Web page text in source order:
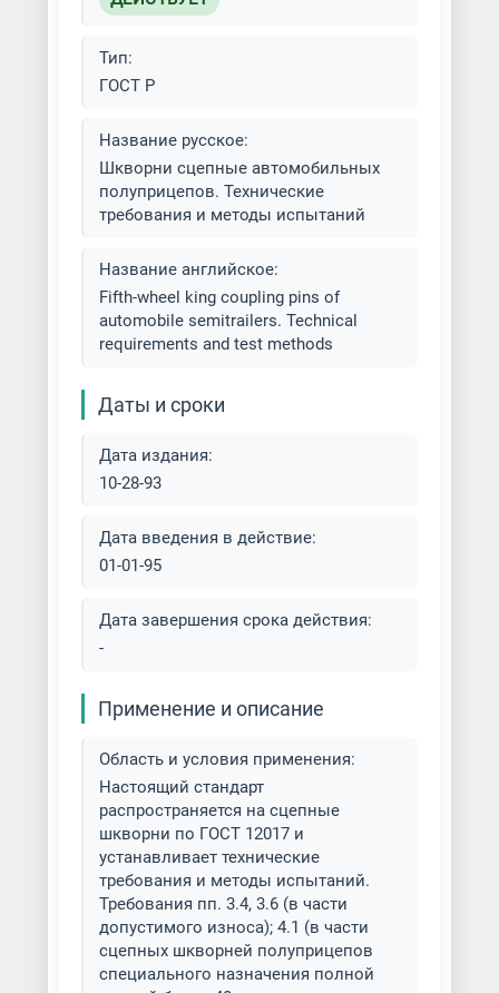
Тип:
ГОСТ Р
Название русское:
Шкворни сцепные автомобильных
полуприцепов. Технические
требования и методы испытаний
Название английское:
Fifth-wheel king coupling pins of
automobile semitrailers. Technical
requirements and test methods
Даты и сроки
Дата издания:
10-28-93
Дата введения в действие:
01-01-95
Дата завершения срока действия:
-
Применение и описание
Область и условия применения:
Настоящий стандарт
распространяется на сцепные
шкворни по ГОСТ 12017 и
устанавливает технические
требования и методы испытаний.
Требования пп. 3.4, 3.6 (в части
допустимого износа); 4.1 (в части
сцепных шкворней полуприцепов
специального назначения полной